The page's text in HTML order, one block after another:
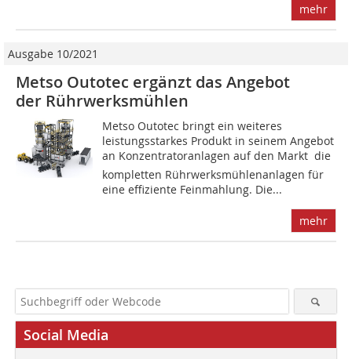
mehr
Ausgabe 10/2021
Metso Outotec ergänzt das Angebot
der Rührwerksmühlen
Metso Outotec bringt ein weiteres
leistungsstarkes Produkt in seinem Angebot
an Konzentratoranlagen auf den Markt  die
kompletten Rührwerksmühlenanlagen für
eine effiziente Feinmahlung. Die...
mehr
Social Media